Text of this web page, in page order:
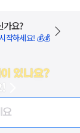
가요?
작하세요! 💰💰
있나요?
요